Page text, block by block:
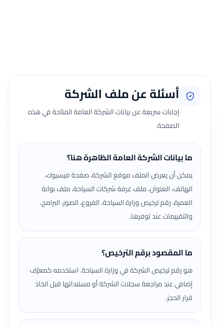
أسئلة عن ملف الشركة
إجابات سريعة عن بيانات الشركة العامة المتاحة في هذه
الصفحة.
ما بيانات الشركة العامة الظاهرة هنا؟
يمكن أن يعرض الملف موقع الشركة، صفحة فيسبوك،
الهاتف، العنوان، ملف غرفة شركات السياحة، ملف بوابة
العمرة، رقم ترخيص وزارة السياحة، الفروع، الصور، البرامج،
والتقييمات عند توفرها.
ما المقصود برقم الترخيص؟
هو رقم ترخيص الشركة في وزارة السياحة. استخدمه كمعرّف
إضافي عند مراجعة سجلات الشركة أو مستنداتها قبل اتخاذ
قرار الحجز.